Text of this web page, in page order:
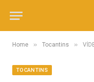
Home » Tocantins »
TOCANTINS